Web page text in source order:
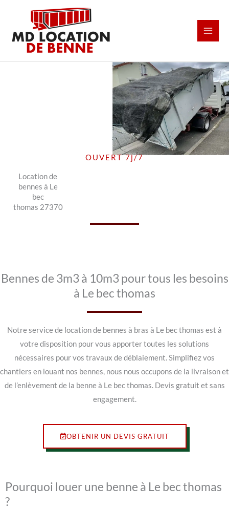
contenu
OUVERT 7j/7
Location de
bennes à Le
bec
thomas 27370
Bennes de 3m3 à 10m3 pour tous les besoins
à Le bec thomas
Notre service de location de bennes à bras à Le bec thomas est à
votre disposition pour vous apporter toutes les solutions
nécessaires pour vos travaux de déblaiement. Simplifiez vos
chantiers en louant nos bennes, nous nous occupons de la livraison et
de l’enlèvement de la benne à Le bec thomas. Devis gratuit et sans
engagement.
OBTENIR UN DEVIS GRATUIT
Pourquoi louer une benne à Le bec thomas
?